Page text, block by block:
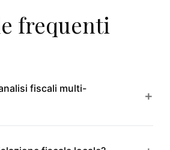
frequenti
fiscali multi-
+